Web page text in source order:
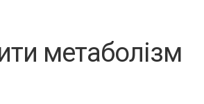
метаболізм